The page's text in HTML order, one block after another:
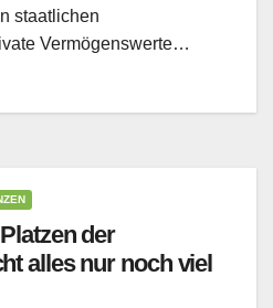
staatlichen
Vermögenswerte…
der
alles nur noch viel